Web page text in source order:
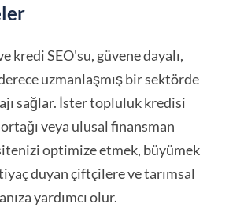
kredi SEO'su, güvene dayalı,
uzmanlaşmış bir sektörde
sağlar. İster topluluk kredisi
veya ulusal finansman
optimize etmek, büyümek
duyan çiftçilere ve tarımsal
yardımcı olur.